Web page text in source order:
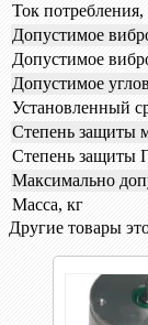
Ток
Допустимое
Допустимое
Допустимое
Установленный
Степень защиты
Степень
Максимально
Масса, кг
Другие товары